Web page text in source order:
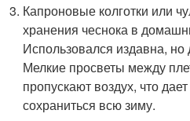
Капроновые колготки или
хранения чеснока в
Использовался издавна, но
Мелкие просветы между
пропускают воздух, что
сохраниться всю зиму.